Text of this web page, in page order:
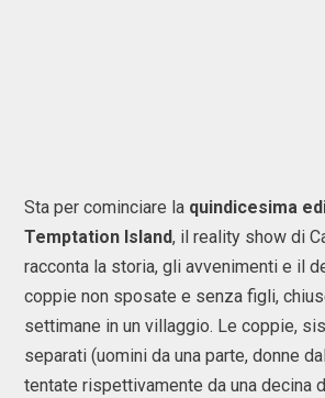
Sta per cominciare la quindicesima
Temptation Island, il reality show di
racconta la storia, gli avvenimenti e il
coppie non sposate e senza figli,
settimane in un villaggio. Le coppie,
separati (uomini da una parte, donne
tentate rispettivamente da una decina